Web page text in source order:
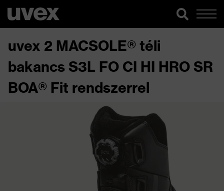
uvex 2 MACSOLE® téli
bakancs S3L FO CI HI HRO SR
BOA® Fit rendszerrel